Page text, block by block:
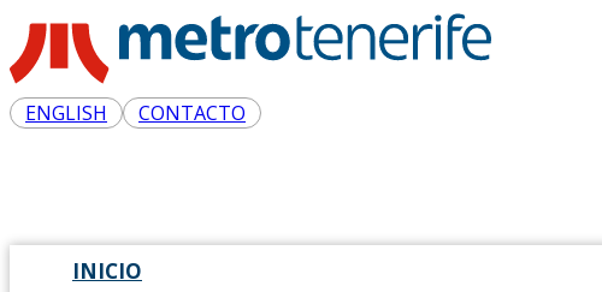
ENGLISH CONTACTO
INICIO